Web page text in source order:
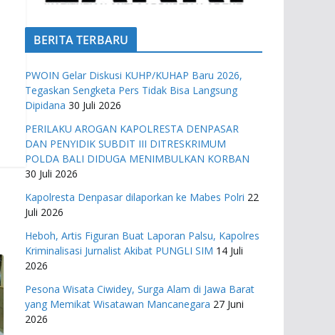
BERITA TERBARU
PWOIN Gelar Diskusi KUHP/KUHAP Baru 2026,
Tegaskan Sengketa Pers Tidak Bisa Langsung
Dipidana 30 Juli 2026
PERILAKU AROGAN KAPOLRESTA DENPASAR
DAN PENYIDIK SUBDIT III DITRESKRIMUM
POLDA BALI DIDUGA MENIMBULKAN KORBAN
30 Juli 2026
Kapolresta Denpasar dilaporkan ke Mabes Polri 22
Juli 2026
Heboh, Artis Figuran Buat Laporan Palsu, Kapolres
Kriminalisasi Jurnalist Akibat PUNGLI SIM 14 Juli
2026
Pesona Wisata Ciwidey, Surga Alam di Jawa Barat
yang Memikat Wisatawan Mancanegara 27 Juni
2026